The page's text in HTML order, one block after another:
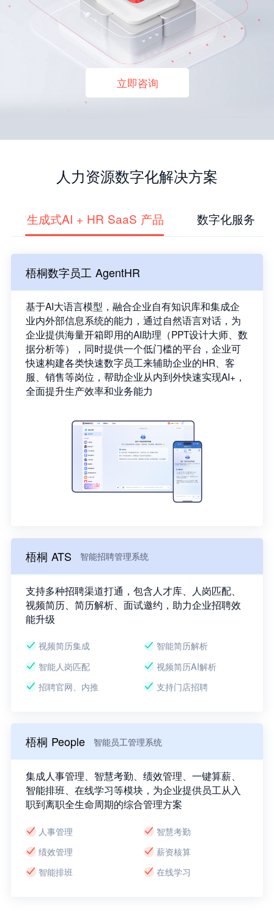
立即咨询
人力资源数字化解决方案
生成式AI + HR SaaS 产品 数字化服务
梧桐数字员工 AgentHR
基于AI大语言模型，融合企业自有知识库和集成企
业内外部信息系统的能力，通过自然语言对话，为
企业提供海量开箱即用的AI助理（PPT设计大师、数
据分析等），同时提供一个低门槛的平台，企业可
快速构建各类快速数字员工来辅助企业的HR、客
服、销售等岗位，帮助企业从内到外快速实现AI+，
全面提升生产效率和业务能力
梧桐 ATS 智能招聘管理系统
支持多种招聘渠道打通，包含人才库、人岗匹配、
视频简历、简历解析、面试邀约，助力企业招聘效
能升级
视频简历集成
智能简历解析
智能人岗匹配
视频简历AI解析
招聘官网、内推
支持门店招聘
梧桐 People 智能员工管理系统
集成人事管理、智慧考勤、绩效管理、一键算薪、
智能排班、在线学习等模块，为企业提供员工从入
职到离职全生命周期的综合管理方案
人事管理
智慧考勤
绩效管理
薪资核算
智能排班
在线学习